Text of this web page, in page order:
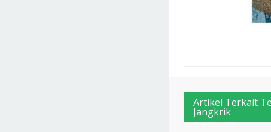
Artikel Terkait
Jangkrik